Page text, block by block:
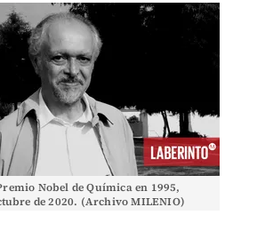
Nobel de Química en 1995,
de 2020. (Archivo MILENIO)